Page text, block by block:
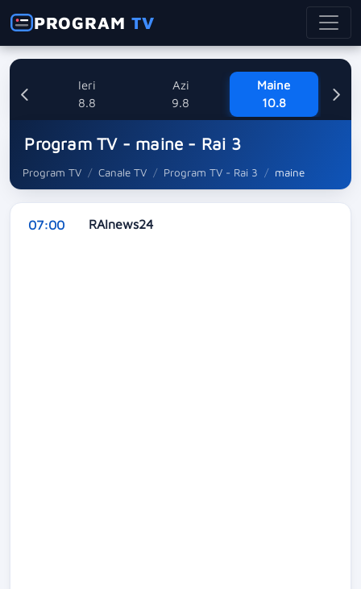
PROGRAMTV
Ieri
8.8
Azi
9.8
Maine
10.8
Program TV - maine - Rai 3
Program TV Canale TV Program TV - Rai 3 maine
07:00 RAInews24